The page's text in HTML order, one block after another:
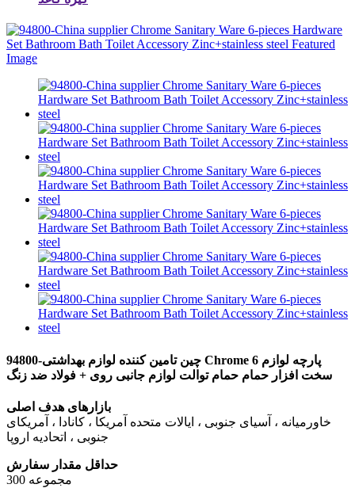
94800-چین تامین کننده لوازم بهداشتی Chrome 6 پارچه لوازم
سخت افزار حمام حمام توالت لوازم جانبی روی + فولاد ضد زنگ
بازارهای هدف اصلی
خاورمیانه ، آسیای جنوبی ، ایالات متحده آمریکا ، کانادا ، آمریکای
جنوبی ، اتحادیه اروپا
حداقل مقدار سفارش
300 مجموعه